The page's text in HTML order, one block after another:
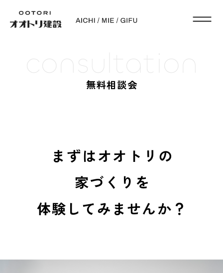
consultation
無料相談会
まずはオオトリの
家づくりを
体験してみませんか？